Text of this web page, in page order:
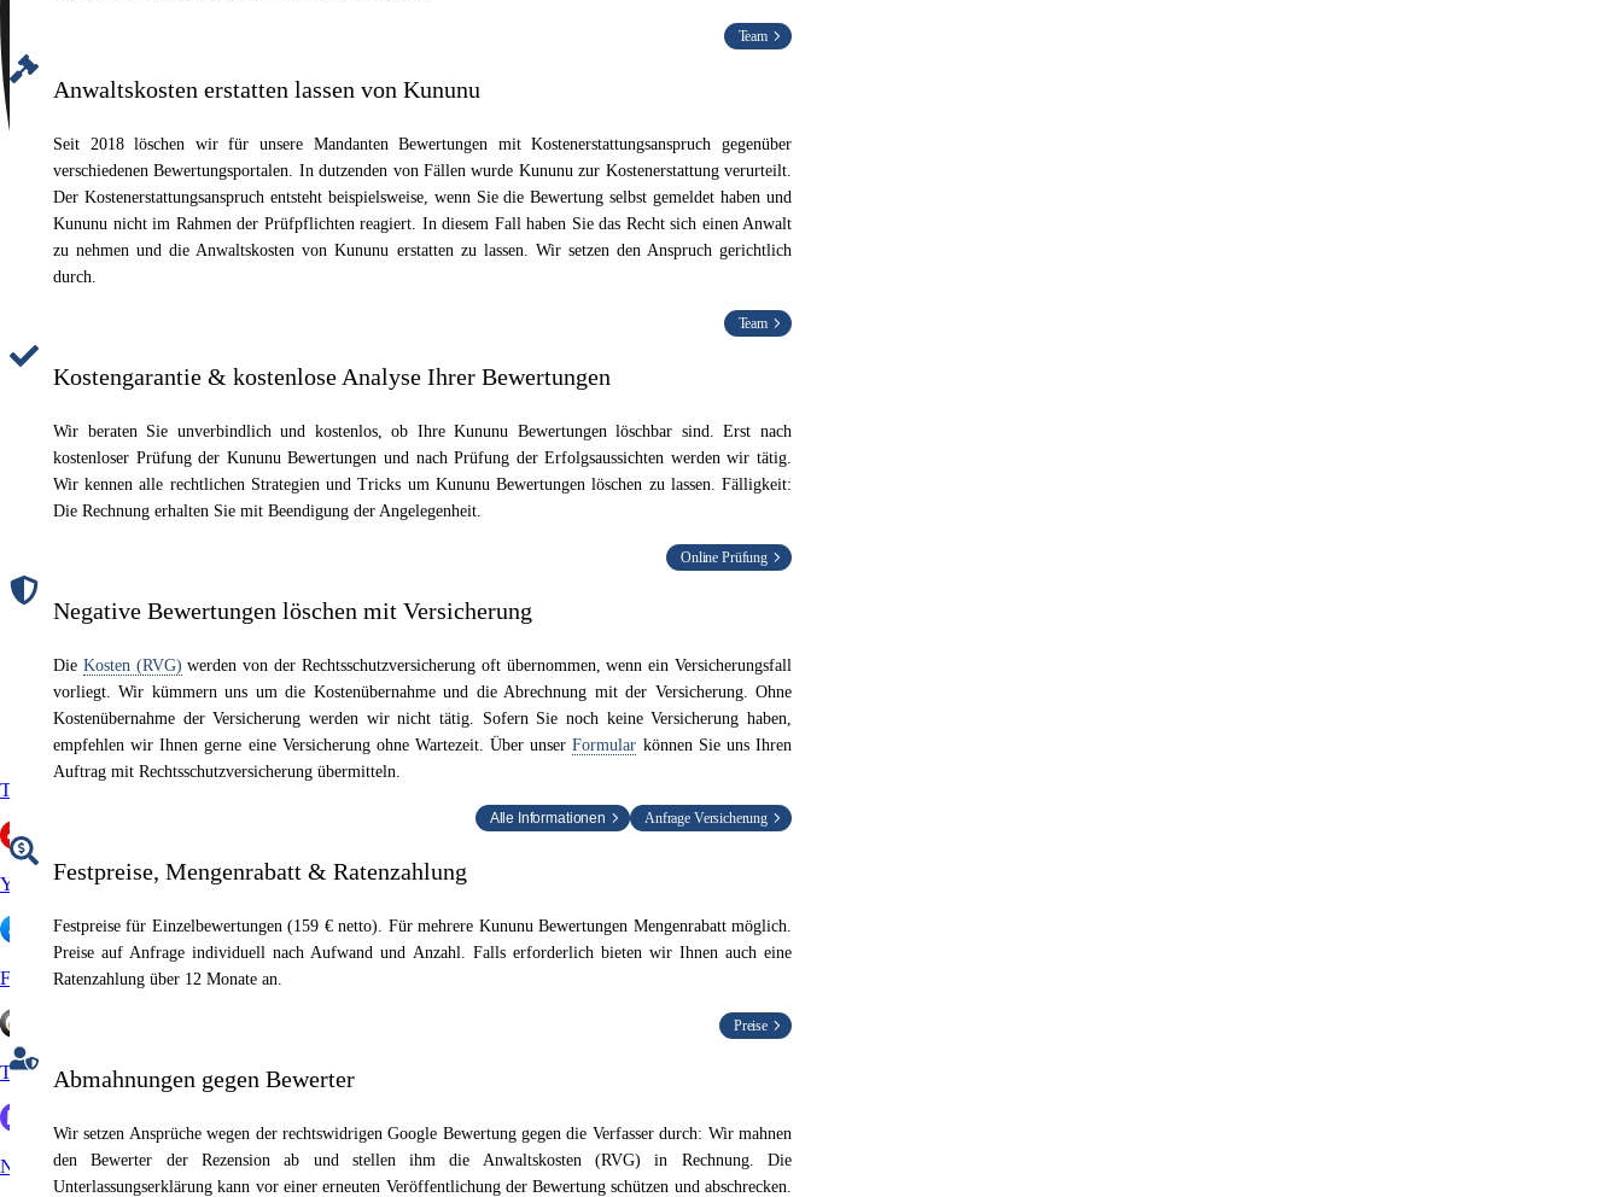
Trustpilot
Yelp
Facebook
Trustedshops
Nicelocal
Team
Anwaltskosten erstatten lassen von Kununu
Seit 2018 löschen wir für unsere Mandanten Bewertungen mit Kostenerstattungsanspruch gegenüber
verschiedenen Bewertungsportalen. In dutzenden von Fällen wurde Kununu zur Kostenerstattung verurteilt.
Der Kostenerstattungsanspruch entsteht beispielsweise, wenn Sie die Bewertung selbst gemeldet haben und
Kununu nicht im Rahmen der Prüfpflichten reagiert. In diesem Fall haben Sie das Recht sich einen Anwalt
zu nehmen und die Anwaltskosten von Kununu erstatten zu lassen. Wir setzen den Anspruch gerichtlich
durch.
Team
Kostengarantie & kostenlose Analyse Ihrer Bewertungen
Wir beraten Sie unverbindlich und kostenlos, ob Ihre Kununu Bewertungen löschbar sind. Erst nach
kostenloser Prüfung der Kununu Bewertungen und nach Prüfung der Erfolgsaussichten werden wir tätig.
Wir kennen alle rechtlichen Strategien und Tricks um Kununu Bewertungen löschen zu lassen. Fälligkeit:
Die Rechnung erhalten Sie mit Beendigung der Angelegenheit.
Online Prüfung
Negative Bewertungen löschen mit Versicherung
Die Kosten (RVG) werden von der Rechtsschutzversicherung oft übernommen, wenn ein Versicherungsfall
vorliegt. Wir kümmern uns um die Kostenübernahme und die Abrechnung mit der Versicherung. Ohne
Kostenübernahme der Versicherung werden wir nicht tätig. Sofern Sie noch keine Versicherung haben,
empfehlen wir Ihnen gerne eine Versicherung ohne Wartezeit. Über unserFormular können Sie uns Ihren
Auftrag mit Rechtsschutzversicherung übermitteln.
Alle Informationen Anfrage Versicherung
Festpreise, Mengenrabatt & Ratenzahlung
Festpreise für Einzelbewertungen (159 € netto). Für mehrere Kununu Bewertungen Mengenrabatt möglich.
Preise auf Anfrage individuell nach Aufwand und Anzahl. Falls erforderlich bieten wir Ihnen auch eine
Ratenzahlung über 12 Monate an.
Preise
Abmahnungen gegen Bewerter
Wir setzen Ansprüche wegen der rechtswidrigen Google Bewertung gegen die Verfasser durch: Wir mahnen
den Bewerter der Rezension ab und stellen ihm die Anwaltskosten (RVG) in Rechnung. Die
Unterlassungserklärung kann vor einer erneuten Veröffentlichung der Bewertung schützen und abschrecken.